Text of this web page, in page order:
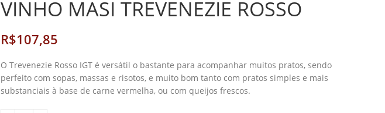
VINHO MASI TREVENEZIE ROSSO
R$
O Trevenezie Rosso IGT é versátil o bastante para acompanhar muitos pratos, sendo
perfeito com sopas, massas e risotos, e muito bom tanto com pratos simples e mais
substanciais à base de carne vermelha, ou com queijos frescos.